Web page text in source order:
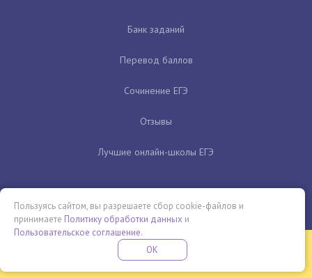
Банк заданий
Перевод баллов
Сочинение ЕГЭ
Отзывы
Лучшие онлайн-школы ЕГЭ
Бесплатная летняя школа
ПРОВЕДИ ЭТО ЛЕТО С ПОЛЬЗОЙ
Пользуясь сайтом, вы разрешаете сбор cookie-файлов и
принимаете Политику обработки данных и
Пользовательское соглашение.
OK